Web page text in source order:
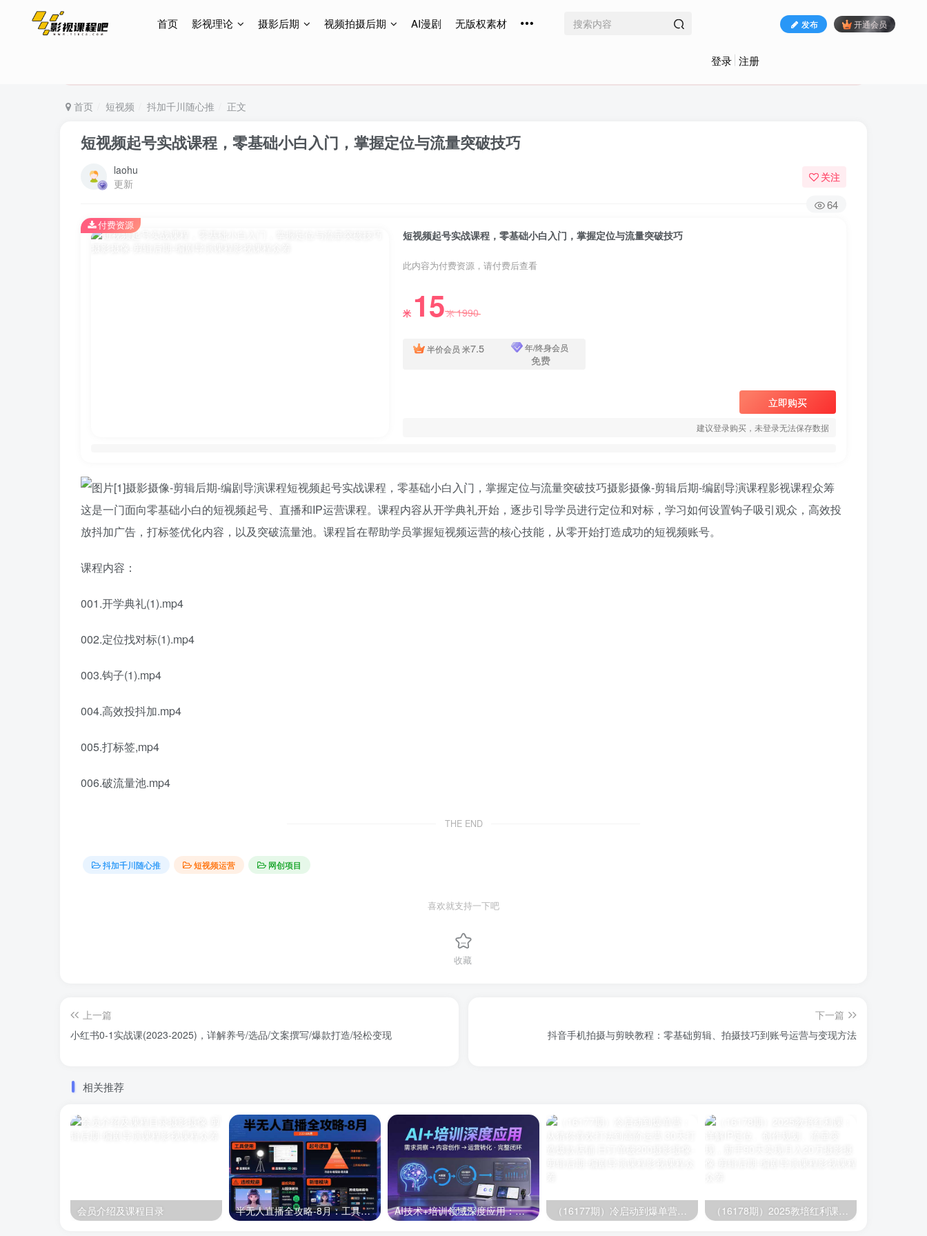
首页 影视理论 摄影后期 视频拍摄后期 AI漫剧 无版权素材 发布 开通会员
登录 注册
特惠终身会员299元，网站所有内容都可观看，终身免费更新
特惠终身会员299元，网站所有内容都可观看，终身免费更新
首页
短视频 抖加千川随心推 正文
短视频起号实战课程，零基础小白入门，掌握定位与流量突破技巧
laohu
更新
关注
64
短视频起号实战课程，零基础小白入门，掌握定位与流量突破技巧
此内容为付费资源，请付费后查看
米 15米1990
半价会员 米7.5 年/终身会员
免费
立即购买
建议登录购买，未登录无法保存数据
付费资源
这是一门面向零基础小白的短视频起号、直播和IP运营课程。课程内容从开学典礼开始，逐步引导学员进行定位和对标，学习如何设置钩子吸引观众，高效投
放抖加广告，打标签优化内容，以及突破流量池。课程旨在帮助学员掌握短视频运营的核心技能，从零开始打造成功的短视频账号。
课程内容：
001.开学典礼(1).mp4
002.定位找对标(1).mp4
003.钩子(1).mp4
004.高效投抖加.mp4
005.打标签,mp4
006.破流量池.mp4
THE END
抖加千川随心推 短视频运营 网创项目
喜欢就支持一下吧
收藏
上一篇
小红书0-1实战课(2023-2025)，详解养号/选品/文案撰写/爆款打造/轻松变现
下一篇
抖音手机拍摄与剪映教程：零基础剪辑、拍摄技巧到账号运营与变现方法
相关推荐
会员介绍及课程目录 半无人直播全攻略-8月：工具使用+起号逻辑+违规规避,新增AI超体与跨境模块 AI技术+培训领域深度应用：需求洞察-内容创作-运营转化 的完整闭环 （16177期）冷启动到爆单营：从猜你喜欢打法到高阶运营,30天打造爆款店铺,日订单破200 （16178期）2025教培红利课：详解IP定位、创作规划、流量变现，新手90天实现月入20万